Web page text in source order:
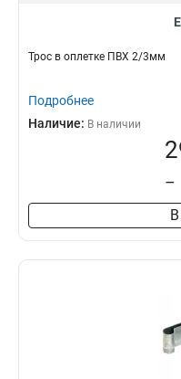
Трос в оплетке ПВХ 2/3мм
Подробнее
Наличие: В наличии
–